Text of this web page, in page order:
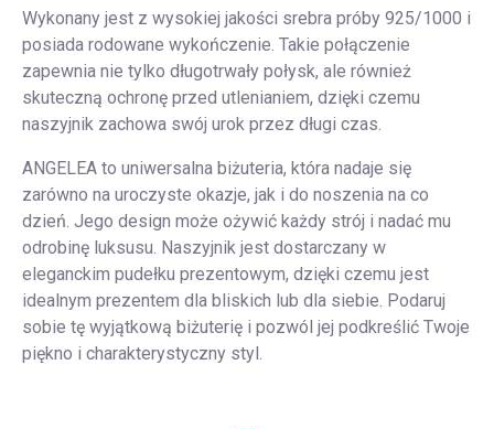
Wykonany jest z wysokiej jakości srebra próby 925/1000 i
posiada rodowane wykończenie. Takie połączenie
zapewnia nie tylko długotrwały połysk, ale również
skuteczną ochronę przed utlenianiem, dzięki czemu
naszyjnik zachowa swój urok przez długi czas.
ANGELEA to uniwersalna biżuteria, która nadaje się
zarówno na uroczyste okazje, jak i do noszenia na co
dzień. Jego design może ożywić każdy strój i nadać mu
odrobinę luksusu. Naszyjnik jest dostarczany w
eleganckim pudełku prezentowym, dzięki czemu jest
idealnym prezentem dla bliskich lub dla siebie. Podaruj
sobie tę wyjątkową biżuterię i pozwól jej podkreślić Twoje
piękno i charakterystyczny styl.